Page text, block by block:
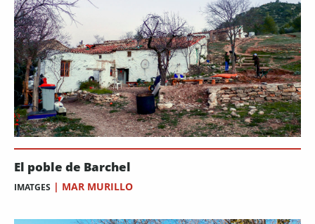
El poble de Barchel
IMATGES | MAR MURILLO